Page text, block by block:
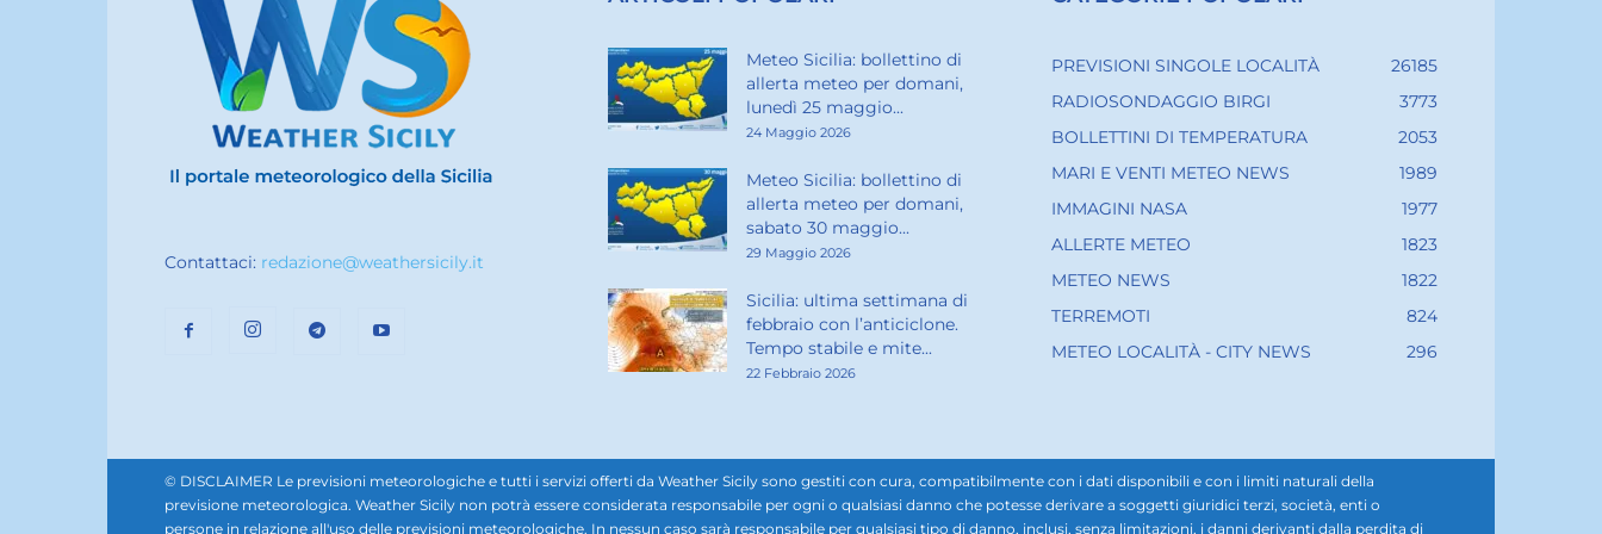
Contattaci: redazione@weathersicily.it
Meteo Sicilia: bollettino di
allerta meteo per domani,
lunedì 25 maggio...
24 Maggio 2026
Meteo Sicilia: bollettino di
allerta meteo per domani,
sabato 30 maggio...
29 Maggio 2026
Sicilia: ultima settimana di
febbraio con l’anticiclone.
Tempo stabile e mite...
22 Febbraio 2026
PREVISIONI SINGOLE LOCALITÀ
26185
RADIOSONDAGGIO BIRGI
3773
BOLLETTINI DI TEMPERATURA
2053
MARI E VENTI METEO NEWS
1989
IMMAGINI NASA
1977
ALLERTE METEO
1823
METEO NEWS
1822
TERREMOTI
824
METEO LOCALITÀ - CITY NEWS
296
© DISCLAIMER Le previsioni meteorologiche e tutti i servizi offerti da Weather Sicily sono gestiti con cura, compatibilmente con i dati disponibili e con i limiti naturali della
previsione meteorologica. Weather Sicily non potrà essere considerata responsabile per ogni o qualsiasi danno che potesse derivare a soggetti giuridici terzi, società, enti o
persone in relazione all'uso delle previsioni meteorologiche. In nessun caso sarà responsabile per qualsiasi tipo di danno, inclusi, senza limitazioni, i danni derivanti dalla perdita di